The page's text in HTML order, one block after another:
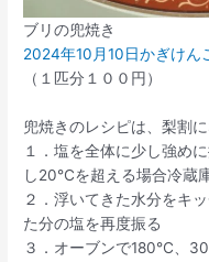
ブリの兜焼き
2024年10月10日かぎけん
（１匹分１００円）
兜焼きのレシピは、梨割
１．塩を全体に少し強め
し20℃を超える場合冷蔵
２．浮いてきた水分をキ
た分の塩を再度振る
３．オーブンで180℃、30